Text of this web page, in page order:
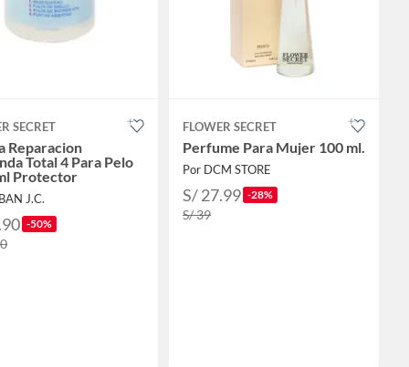
SECRET
Reparacion
Total 4 Para Pelo
Protector
J.C.
-50%
FLOWER SECRET
Perfume Para Mujer 100 ml.
Por DCM STORE
S/ 27.99 -28%
S/ 39